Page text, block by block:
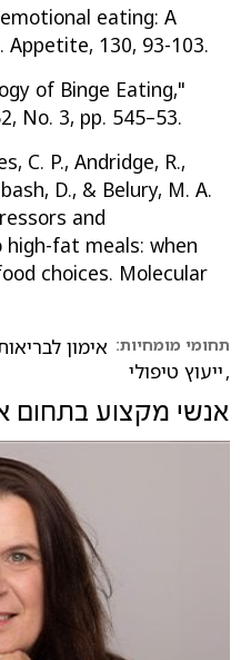
eating: A
130, 93-103.
of Binge Eating,"
No. 3, pp. 545–53.
C. P., Andridge, R.,
D., & Belury, M. A.
and
fat meals: when
choices. Molecular
תחומי מומחיות: אימון
,ייעוץ טיפולי
אנשי מקצוע בתחום